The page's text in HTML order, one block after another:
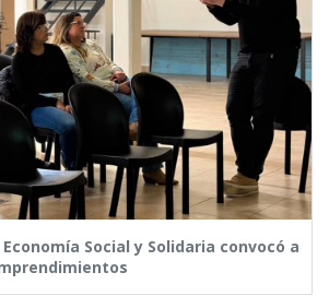
Social y Solidaria convocó a